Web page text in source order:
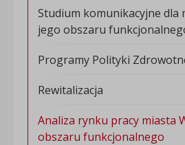
Studium komunikacyjne dla
jego obszaru
Programy Polityki
Rewitalizacja
Analiza rynku pracy miasta
obszaru funkcjonalnego